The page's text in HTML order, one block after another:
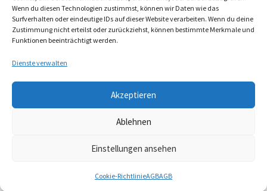
Wenn du diesen Technologien zustimmst, können wir Daten wie das
Surfverhalten oder eindeutige IDs auf dieser Website verarbeiten. Wenn du deine
Zustimmung nicht erteilst oder zurückziehst, können bestimmte Merkmale und
Funktionen beeinträchtigt werden.
Dienste verwalten
Akzeptieren
Ablehnen
Einstellungen ansehen
Cookie-RichtlinieAGBAGB
Impressum + AGB
Cookie-Richtlinie (EU)
© Lando Music 2026
Erstellt mit WooCommerce